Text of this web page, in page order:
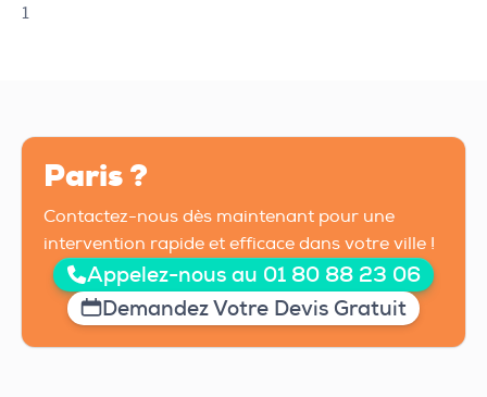
1
Paris ?
Contactez-nous dès maintenant pour une
intervention rapide et efficace dans votre ville !
Appelez-nous au 01 80 88 23 06
Demandez Votre Devis Gratuit